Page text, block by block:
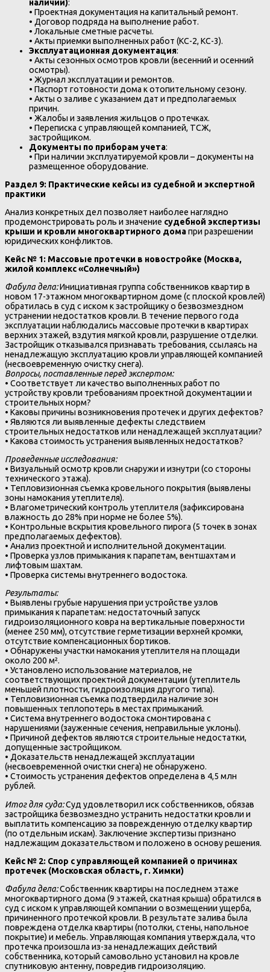
наличии):
• Проектная документация на капитальный ремонт.
• Договор подряда на выполнение работ.
• Локальные сметные расчеты.
• Акты приемки выполненных работ (КС-2, КС-3).
Эксплуатационная документация:
• Акты сезонных осмотров кровли (весенний и осенний
осмотры).
• Журнал эксплуатации и ремонтов.
• Паспорт готовности дома к отопительному сезону.
• Акты о заливе с указанием дат и предполагаемых
причин.
• Жалобы и заявления жильцов о протечках.
• Переписка с управляющей компанией, ТСЖ,
застройщиком.
Документы по приборам учета:
• При наличии эксплуатируемой кровли – документы на
размещенное оборудование.
Раздел 9: Практические кейсы из судебной и экспертной
практики
Анализ конкретных дел позволяет наиболее наглядно
продемонстрировать роль и значение судебной экспертизы
крыши и кровли многоквартирного домапри разрешении
юридических конфликтов.
Кейс № 1: Массовые протечки в новостройке (Москва,
жилой комплекс «Солнечный»)
Фабула дела:Инициативная группа собственников квартир в
новом 17-этажном многоквартирном доме (с плоской кровлей)
обратилась в суд с иском к застройщику о безвозмездном
устранении недостатков кровли. В течение первого года
эксплуатации наблюдались массовые протечки в квартирах
верхних этажей, вздутия мягкой кровли, разрушение отделки.
Застройщик отказывался признавать требования, ссылаясь на
ненадлежащую эксплуатацию кровли управляющей компанией
(несвоевременную очистку снега).
Вопросы, поставленные перед экспертом:
• Соответствует ли качество выполненных работ по
устройству кровли требованиям проектной документации и
строительных норм?
• Каковы причины возникновения протечек и других дефектов?
• Являются ли выявленные дефекты следствием
строительных недостатков или ненадлежащей эксплуатации?
• Какова стоимость устранения выявленных недостатков?
Проведенные исследования:
• Визуальный осмотр кровли снаружи и изнутри (со стороны
технического этажа).
• Тепловизионная съемка кровельного покрытия (выявлены
зоны намокания утеплителя).
• Влагометрический контроль утеплителя (зафиксирована
влажность до 28% при норме не более 5%).
• Контрольные вскрытия кровельного пирога (5 точек в зонах
предполагаемых дефектов).
• Анализ проектной и исполнительной документации.
• Проверка узлов примыкания к парапетам, вентшахтам и
лифтовым шахтам.
• Проверка системы внутреннего водостока.
Результаты:
• Выявлены грубые нарушения при устройстве узлов
примыкания к парапетам: недостаточный запуск
гидроизоляционного ковра на вертикальные поверхности
(менее 250 мм), отсутствие герметизации верхней кромки,
отсутствие компенсационных бортиков.
• Обнаружены участки намокания утеплителя на площади
около 200 м².
• Установлено использование материалов, не
соответствующих проектной документации (утеплитель
меньшей плотности, гидроизоляция другого типа).
• Тепловизионная съемка подтвердила наличие зон
повышенных теплопотерь в местах примыканий.
• Система внутреннего водостока смонтирована с
нарушениями (зауженные сечения, неправильные уклоны).
• Причиной дефектов являются строительные недостатки,
допущенные застройщиком.
• Доказательств ненадлежащей эксплуатации
(несвоевременной очистки снега) не обнаружено.
• Стоимость устранения дефектов определена в 4,5 млн
рублей.
Итог для суда:Суд удовлетворил иск собственников, обязав
застройщика безвозмездно устранить недостатки кровли и
выплатить компенсацию за поврежденную отделку квартир
(по отдельным искам). Заключение экспертизы признано
надлежащим доказательством и положено в основу решения.
Кейс № 2: Спор с управляющей компанией о причинах
протечек (Московская область, г. Химки)
Фабула дела:Собственник квартиры на последнем этаже
многоквартирного дома (9 этажей, скатная крыша) обратился в
суд с иском к управляющей компании о возмещении ущерба,
причиненного протечкой кровли. В результате залива была
повреждена отделка квартиры (потолки, стены, напольное
покрытие) и мебель. Управляющая компания утверждала, что
протечка произошла из-за ненадлежащих действий
собственника, который самовольно установил на кровле
спутниковую антенну, повредив гидроизоляцию.